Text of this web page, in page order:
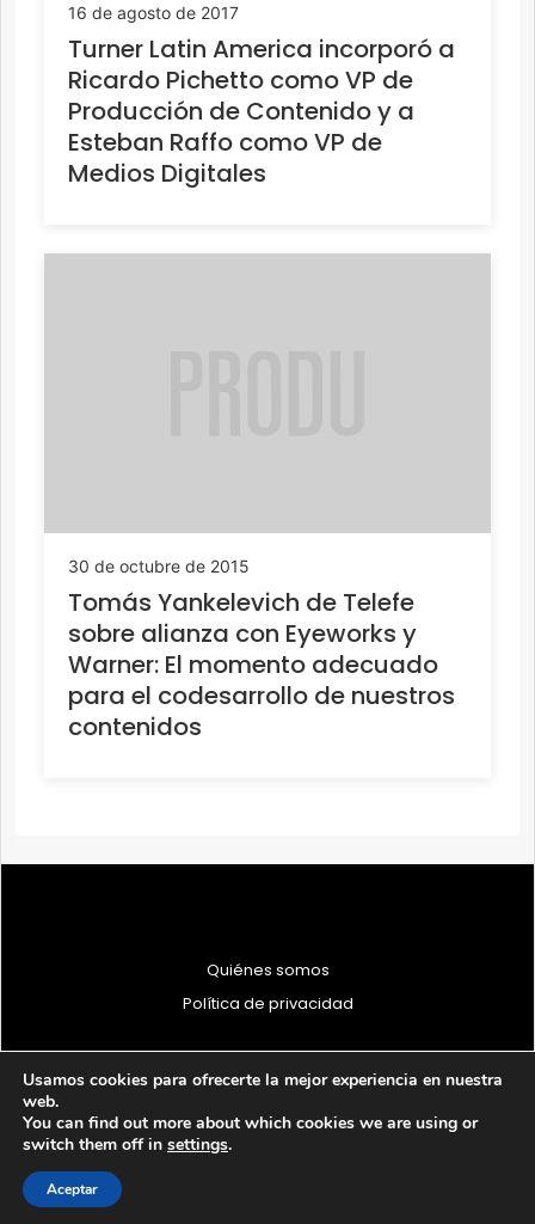
16 de agosto de 2017
Turner Latin America incorporó a
Ricardo Pichetto como VP de
Producción de Contenido y a
Esteban Raffo como VP de
Medios Digitales
30 de octubre de 2015
Tomás Yankelevich de Telefe
sobre alianza con Eyeworks y
Warner: El momento adecuado
para el codesarrollo de nuestros
contenidos
Quiénes somos
Política de privacidad
© 1997 - 2026 PRODU - Todos los derechos reservados
Usamos cookies para ofrecerte la mejor experiencia en nuestra
web.
You can find out more about which cookies we are using or
switch them off in settings.
Aceptar